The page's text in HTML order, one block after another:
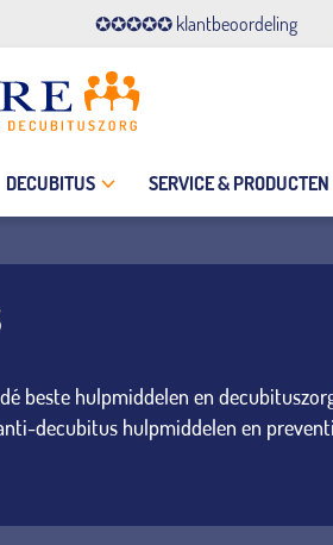
✪✪✪✪✪ klantbeoordeling
DECUBITUS SERVICE & PRODUCTEN
beste hulpmiddelen en
decubitus hulpmiddelen en